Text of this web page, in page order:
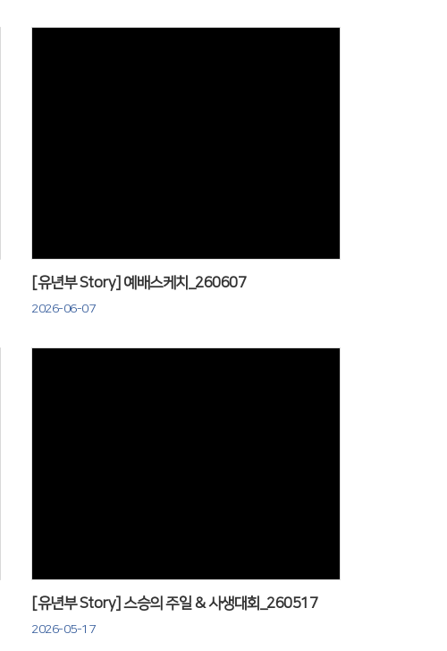
[유년부 Story] 예배스케치_260607
2026-06-07
[유년부 Story] 스승의 주일 & 사생대회_260517
2026-05-17